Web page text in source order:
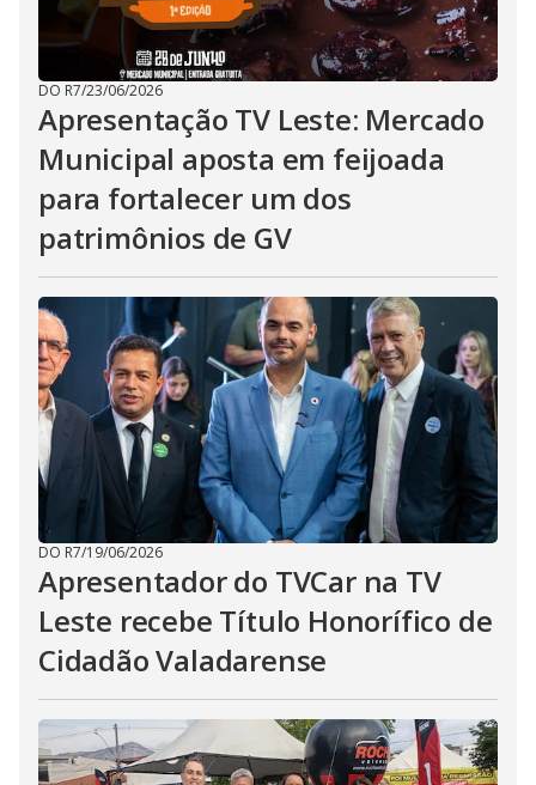
DO R7/23/06/2026
Apresentação TV Leste: Mercado
Municipal aposta em feijoada
para fortalecer um dos
patrimônios de GV
DO R7/19/06/2026
Apresentador do TVCar na TV
Leste recebe Título Honorífico de
Cidadão Valadarense